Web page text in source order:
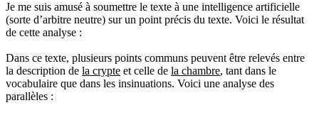
Je me suis amusé à soumettre le texte à une intelligence artificielle
(sorte d’arbitre neutre) sur un point précis du texte. Voici le résultat
de cette analyse :
Dans ce texte, plusieurs points communs peuvent être relevés entre
la description de la crypte et celle de la chambre, tant dans le
vocabulaire que dans les insinuations. Voici une analyse des
parallèles :